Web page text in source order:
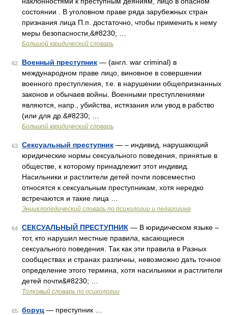
состоянии . В уголовном праве ряда зарубежных стран
признания лица П.п. достаточно, чтобы применить к нему
меры безопасности,&#8230; …
Большой юридический словарь
62 Военный преступник — (англ. war criminal) в
международном праве лицо, виновное в совершении
военного преступления, т.е. в нарушении общепризнанных
законов и обычаев войны. Военными преступлениями
являются, напр., убийства, истязания или увод в рабство
(или для др.&#8230; …
Большой юридический словарь
63 Сексуальный преступник — – индивид, нарушающий
юридические нормы сексуального поведения, принятые в
обществе, к которому принадлежит этот индивид.
Насильники и растлители детей почти повсеместно
относятся к сексуальным преступникам, хотя нередко
встречаются и такие лица …
Энциклопедический словарь по психологии и педагогике
64 СЕКСУАЛЬНЫЙ ПРЕСТУПНИК — В юридическом языке –
тот, кто нарушил местные правила, касающиеся
сексуального поведения. Так как эти правила в Разных
сообществах и странах различны, невозможно дать точное
определение этого термина, хотя насильники и растлители
детей почти&#8230; …
Толковый словарь по психологии
65 боруц — преступник …